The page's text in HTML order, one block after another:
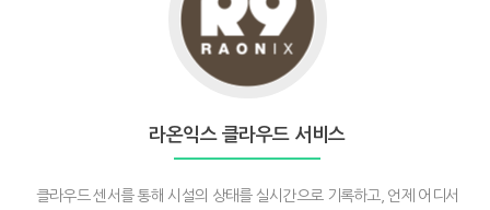
라
온
라
드
라온익스 클라우드 서비스
클라우드 센서를 통해 시설의 상태를 실시간으로 기록하고, 언제 어디서